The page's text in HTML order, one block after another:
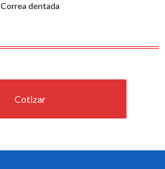
Correa dentada
Cotizar